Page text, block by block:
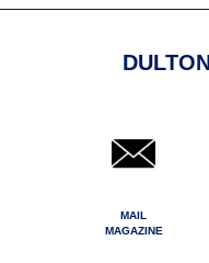
MAIL
MAGAZINE